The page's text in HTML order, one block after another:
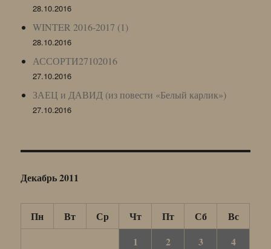
28.10.2016
WINTER 2016-2017 (1)
28.10.2016
АССОРТИ27102016
27.10.2016
ЗАЕЦ и ДАВИД (из повести «Белый карлик»)
27.10.2016
Декабрь 2011
Пн Вт Ср Чт Пт Сб
Вс
1
2 3
4